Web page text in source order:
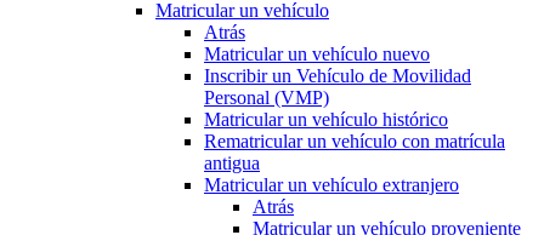
Matricular un vehículo
Atrás
Matricular un vehículo nuevo
Inscribir un Vehículo de Movilidad
Personal (VMP)
Matricular un vehículo histórico
Rematricular un vehículo con matrícula
antigua
Matricular un vehículo extranjero
Atrás
Matricular un vehículo proveniente